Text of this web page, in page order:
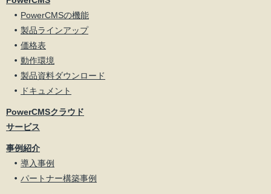
PowerCMSの機能
製品ラインアップ
価格表
動作環境
製品資料ダウンロード
ドキュメント
PowerCMSクラウド
サービス
事例紹介
導入事例
パートナー構築事例